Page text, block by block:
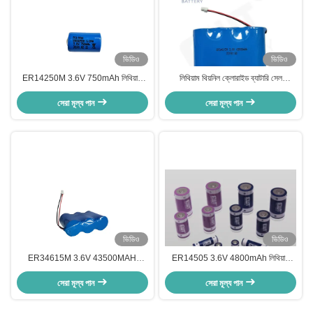
ভিডিও
ER14250M 3.6V 750mAh লিথিয়াম
থিয়নিল ক্লোরাইড ব্যাটারি
সেরা মূল্য পান
ভিডিও
লিথিয়াম থিয়নিল ক্লোরাইড ব্যাটারি সেল
ER34615M 14500mAh LiSOCL2
ব্যাটারি LSH20
সেরা মূল্য পান
ভিডিও
ER34615M 3.6V 43500MAH
প্লাস্টিক আবরণ লিথিয়াম থায়োনিল ক্লোরাইড
ব্যাটারি দীর্ঘস্থায়ী শক্তি সরবরাহ করে, উচ্চ শক্তি
ঘনত্ব
সেরা মূল্য পান
ভিডিও
ER14505 3.6V 4800mAh লিথিয়াম
থিয়নিল ক্লোরাইড ব্যাটারি
সেরা মূল্য পান